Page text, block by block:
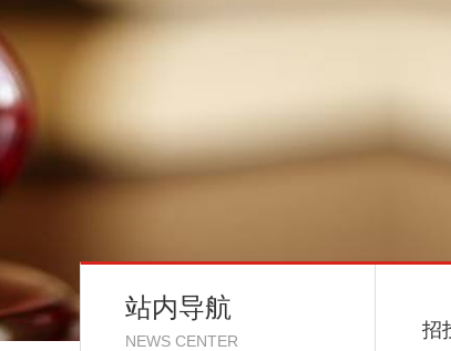
站内导航
NEWS CENTER 招